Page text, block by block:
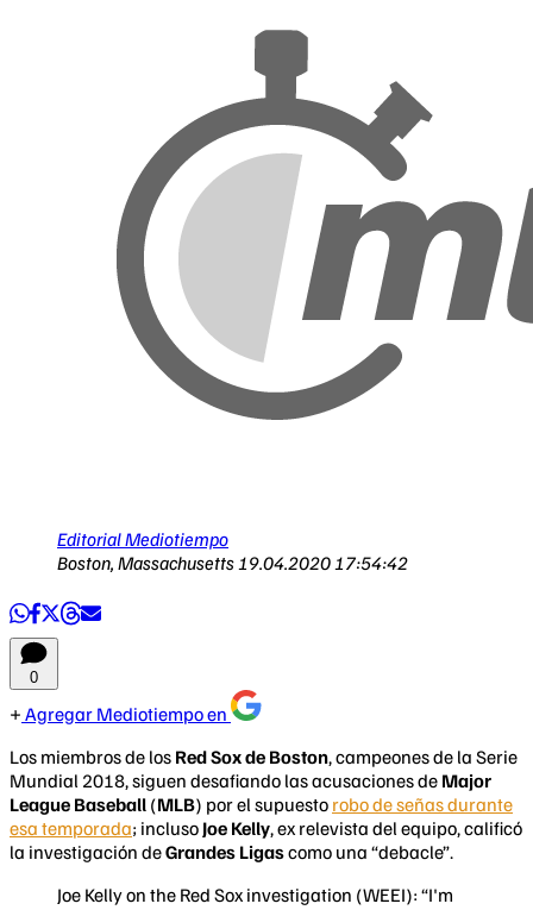
Editorial Mediotiempo
Boston, Massachusetts 19.04.2020 17:54:42
0
Agregar Mediotiempo en
Los miembros de los Red Sox de Boston, campeones de la Serie
Mundial 2018, siguen desafiando las acusaciones de Major
League Baseball (MLB) por el supuesto robo de señas durante
esa temporada; incluso Joe Kelly, ex relevista del equipo, calificó
la investigación deGrandes Ligascomo una “debacle”.
Joe Kelly on the Red Sox investigation (WEEI): “I'm